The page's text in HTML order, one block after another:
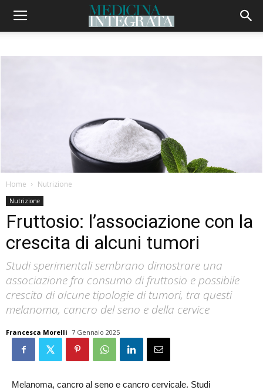
Home Nutrizione
Nutrizione
Fruttosio: l’associazione con la
crescita di alcuni tumori
Studi sperimentali sembrano dimostrare una
associazione fra consumo di fruttosio e possibile
crescita di alcune tipologie di tumori, tra questi
melanoma, cancro del seno e della cervice
Francesca Morelli 7 Gennaio 2025
Melanoma, cancro al seno e cancro cervicale. Studi